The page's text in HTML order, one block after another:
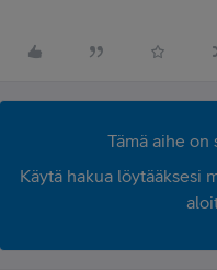
Tämä aihe
Käytä hakua löytääksesi